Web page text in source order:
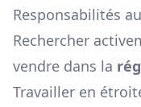
Responsabilités
Rechercher
vendre dans la
Travailler en